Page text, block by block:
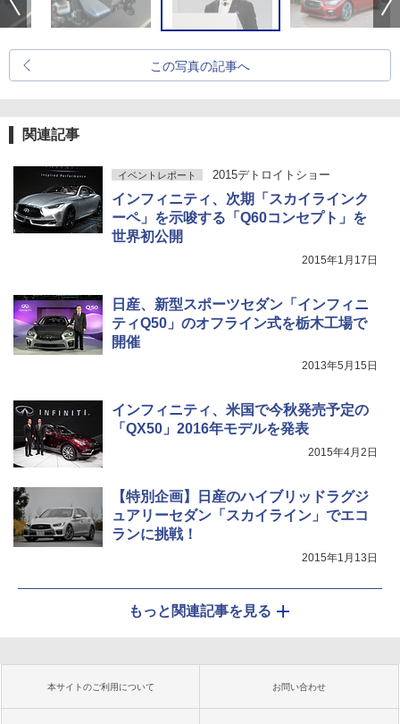
この写真の記事へ
関連記事
イベントレポート 2015デトロイトショー
インフィニティ、次期「スカイラインク
ーペ」を示唆する「Q60コンセプト」を
世界初公開
2015年1月17日
日産、新型スポーツセダン「インフィニ
ティQ50」のオフライン式を栃木工場で
開催
2013年5月15日
インフィニティ、米国で今秋発売予定の
「QX50」2016年モデルを発表
2015年4月2日
【特別企画】日産のハイブリッドラグジ
ュアリーセダン「スカイライン」でエコ
ランに挑戦！
2015年1月13日
もっと関連記事を見る
本サイトのご利用について お問い合わせ